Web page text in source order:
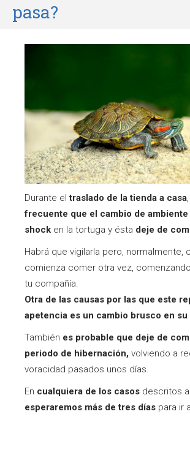
pasa?
Durante eltraslado de la tienda a casa
frecuente que el cambio de
shock en la tortuga y ésta deje de
Habrá que vigilarla pero, normalmente,
comienza comer otra vez,
tu compañía.
Otra de las causas por las que este
apetencia es un cambio brusco en
También es probable que deje de
periodo de hibernación, volviendo a
voracidad pasados unos días.
En cualquiera de los casos descritos
esperaremos más de tres días para ir